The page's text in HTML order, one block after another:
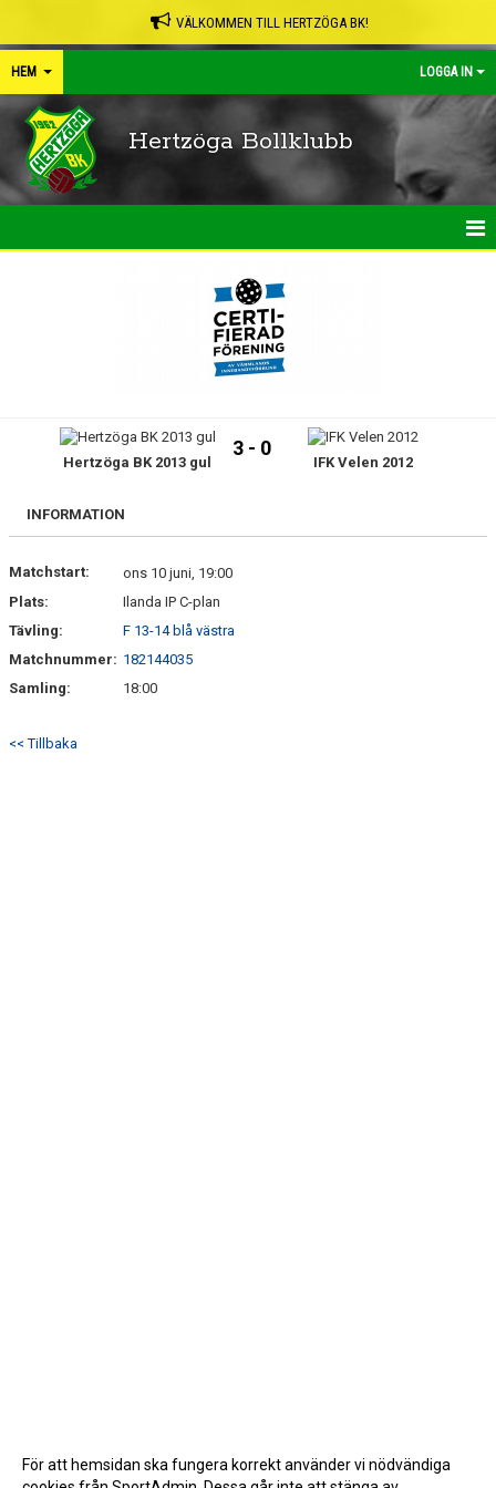
VÄLKOMMEN TILL HERTZÖGA BK!
HEM LOGGA IN
Hertzöga Bollklubb
FRISPARKEN
MATCHER
KONTAKTER & LAG
SPONSORER
Hertzöga BK 2013 gul
3 - 0
IFK Velen 2012
INFORMATION
Matchstart:
ons 10 juni, 19:00
Plats:
Ilanda IP C-plan
Tävling:
F 13-14 blå västra
Matchnummer: 182144035
Samling:
18:00
<< Tillbaka
För att hemsidan ska fungera korrekt använder vi nödvändiga